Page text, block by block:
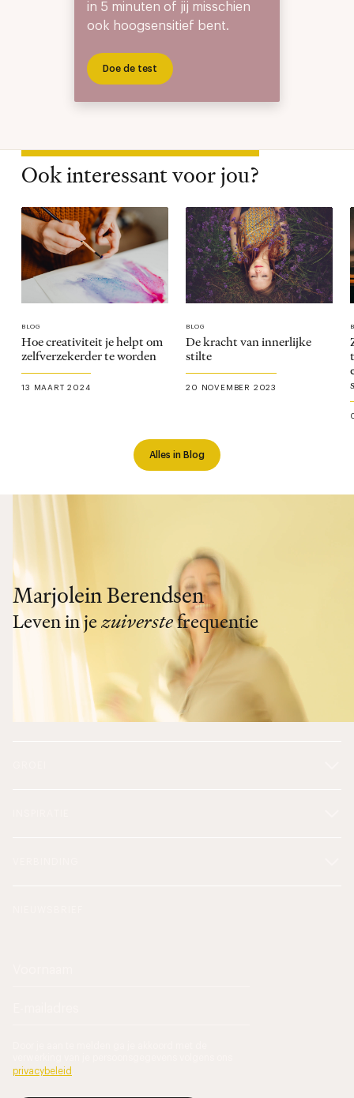
in 5 minuten of jij misschien
ook hoogsensitief bent.
Doe de test
Ook interessant voor jou?
Alles in Blog
BLOG
Hoe creativiteit je helpt om
zelfverzekerder te worden
13 MAART 2024
BLOG
De kracht van innerlijke
stilte
20 NOVEMBER 2023
Marjolein Berendsen
Leven in jezuiverstefrequentie
privacybeleid